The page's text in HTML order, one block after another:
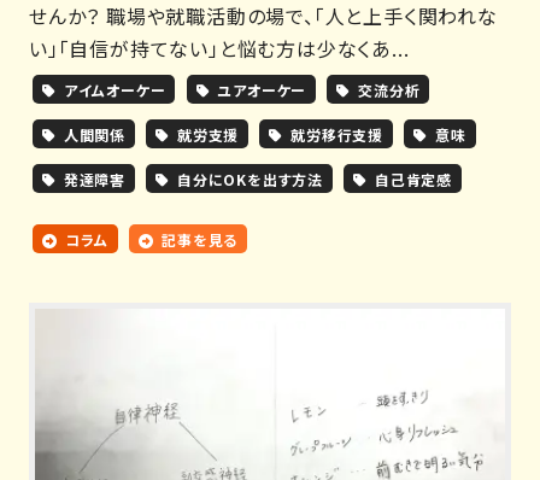
せんか？ 職場や就職活動の場で、「人と上手く関われな
い」「自信が持てない」と悩む方は少なくあ...
アイムオーケー ユアオーケー 交流分析
人間関係 就労支援 就労移行支援 意味
発達障害 自分にOKを出す方法 自己肯定感
コラム 記事を見る